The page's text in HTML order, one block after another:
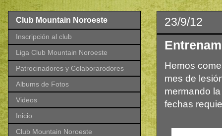
23/9/12
Hemos
mes de
mermando
fechas
Club Mountain Noroeste
Inscripción al club
Liga Club Mountain Noroeste
Patrocinadores y Colaborarodores
Albums de Fotos
Videos
Inicio
Club Mountain Noroeste